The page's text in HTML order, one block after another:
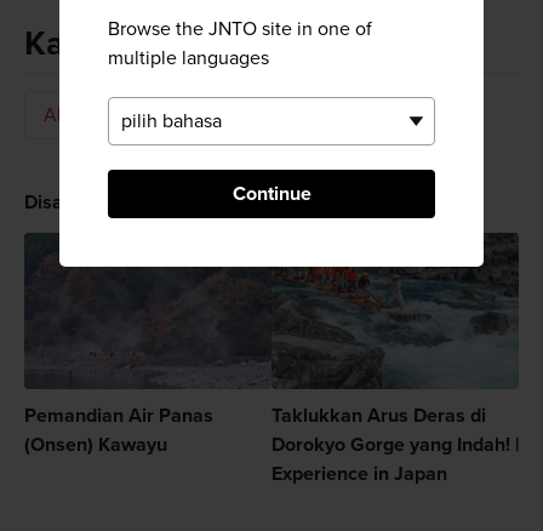
Browse the JNTO site in one of
multiple languages
Continue
Kata kunci
Alam Jurang
Disarankan untuk Anda
Pemandian Air Panas
(Onsen) Kawayu
Taklukkan Arus Deras di
Dorokyo Gorge yang Indah! |
Experience in Japan